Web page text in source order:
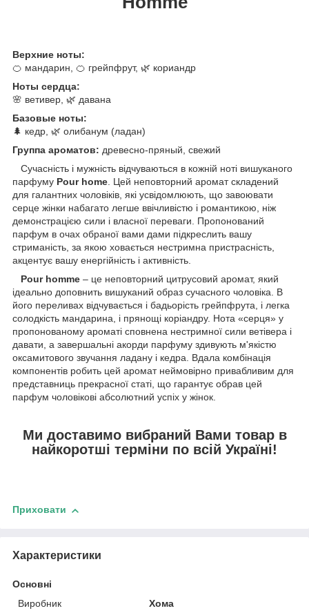
Верхние ноты:
🍊 мандарин, 🍊 грейпфрут, 🌿 кориандр
Ноты сердца:
🌸 ветивер, 🌿 давана
Базовые ноты:
🌲 кедр, 🌿 олибанум (ладан)
Группа ароматов: древесно-пряный, свежий
Сучасність і мужність відчуваються в кожній ноті вишуканого
парфуму Pour home . Цей неповторний аромат складений
для галантних чоловіків, які усвідомлюють, що завоювати
серце жінки набагато легше ввічливістю і романтикою, ніж
демонстрацією сили і власної переваги. Пропонований
парфум в очах обраної вами дами підкреслить вашу
стриманість, за якою ховається нестримна пристрасність,
акцентує вашу енергійність і активність.
Pour homme – це неповторний цитрусовий аромат, який
ідеально доповнить вишуканий образ сучасного чоловіка. В
його переливах відчувається і бадьорість грейпфрута, і легка
солодкість мандарина, і прянощі коріандру. Нота «серця» у
пропонованому ароматі сповнена нестримної сили ветівера і
давати, а завершальні акорди парфуму здивують м'якістю
оксамитового звучання ладану і кедра. Вдала комбінація
компонентів робить цей аромат неймовірно привабливим для
представниць прекрасної статі, що гарантує обрав цей
парфум чоловікові абсолютний успіх у жінок.
Ми доставимо вибраний Вами товар в
найкоротші терміни по всій Україні!
Приховати
Характеристики
Основні
Виробник
Хома